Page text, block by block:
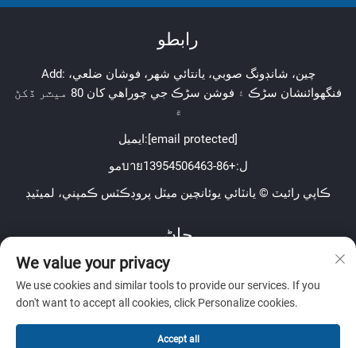
رابطو
Add: چين، شانڊونگ صوبي، يانتائي شهر، فوشان ضلعي،
فنگهوائنشان سڑڪ ۽ فوشن سڑڪ جي چوراھي کان 80 ميٽر ڏکڻ
۾
ايميل: [email protected]
موบายل:+86-13954506463
ڪاپي رائيٽ © يانٽائي يوئانچين ميٽل پروڊڪٽس ڪمپني، لميٽيڊ
ڄاڻ
اسان جي هفتيوار نيوز ليٽر حاصل ڪرڻ لاءِ سائن اپ ڪريو
We value your privacy
We use cookies and similar tools to provide our services. If you
don't want to accept all cookies, click Personalize cookies.
Accept all